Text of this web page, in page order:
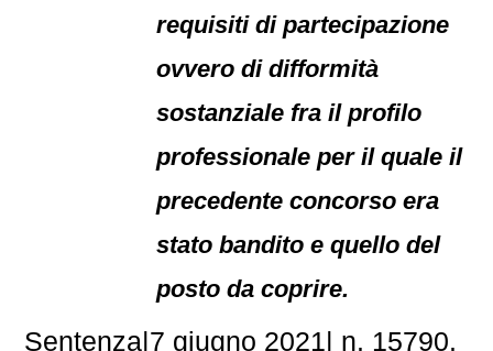
requisiti di partecipazione
ovvero di difformità
sostanziale fra il profilo
professionale per il quale il
precedente concorso era
stato bandito e quello del
posto da coprire.
Sentenza|7 giugno 2021| n. 15790.